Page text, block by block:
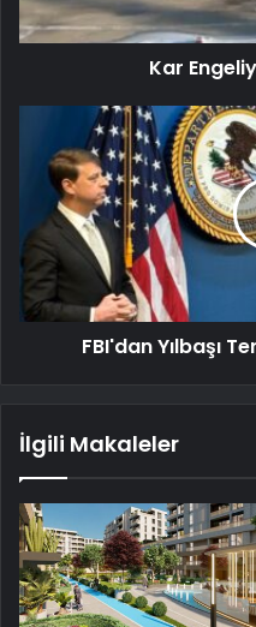
Kar
FBI'dan Yılbaşı
İlgili Makaleler